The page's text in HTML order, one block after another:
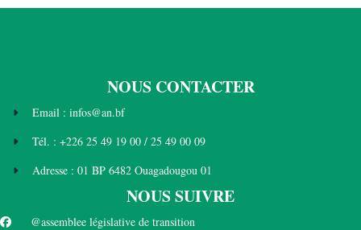
NOUS CONTACTER
Email : infos@an.bf
Tél. : +226 25 49 19 00 / 25 49 00 09
Adresse : 01 BP 6482 Ouagadougou 01
NOUS SUIVRE
@assemblee législative de transition